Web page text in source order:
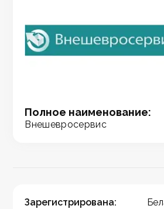
Полное наименование:
Внешевросервис
Зарегистрирована: